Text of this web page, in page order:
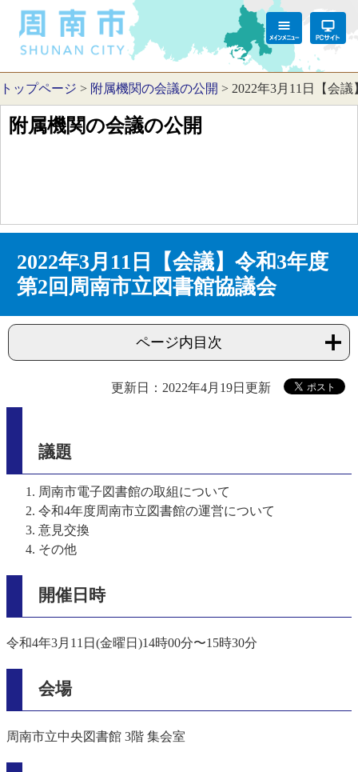
トップページ > 附属機関の会議の公開 > 2022年3月11日【会
附属機関の会議の公開
2022年3月11日【会議】令和3年度
第2回周南市立図書館協議会
ページ内目次
更新日：2022年4月19日更新
議題
周南市電子図書館の取組について
令和4年度周南市立図書館の運営について
意見交換
その他
開催日時
令和4年3月11日(金曜日)14時00分〜15時30分
会場
周南市立中央図書館 3階 集会室